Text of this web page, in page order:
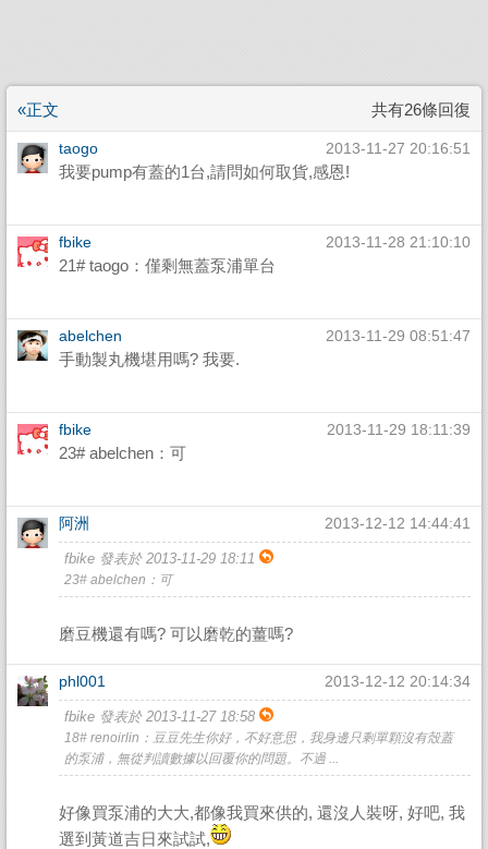
«正文 共有26條回復
taogo 2013-11-27 20:16:51
我要pump有蓋的1台,請問如何取貨,感恩!
fbike 2013-11-28 21:10:10
21# taogo：僅剩無蓋泵浦單台
abelchen 2013-11-29 08:51:47
手動製丸機堪用嗎? 我要.
fbike 2013-11-29 18:11:39
23# abelchen：可
阿洲 2013-12-12 14:44:41
fbike 發表於 2013-11-29 18:11
23# abelchen：可
磨豆機還有嗎? 可以磨乾的薑嗎?
phl001 2013-12-12 20:14:34
fbike 發表於 2013-11-27 18:58
18# renoirlin：豆豆先生你好，不好意思，我身邊只剩單顆沒有殼蓋
的泵浦，無從判讀數據以回覆你的問題。不過 ...
好像買泵浦的大大,都像我買來供的, 還沒人裝呀, 好吧, 我
選到黃道吉日來試試,